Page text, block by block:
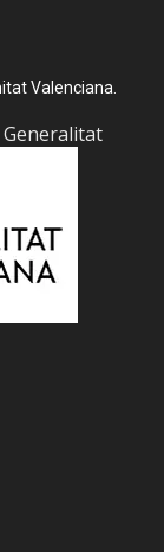
Valenciana.